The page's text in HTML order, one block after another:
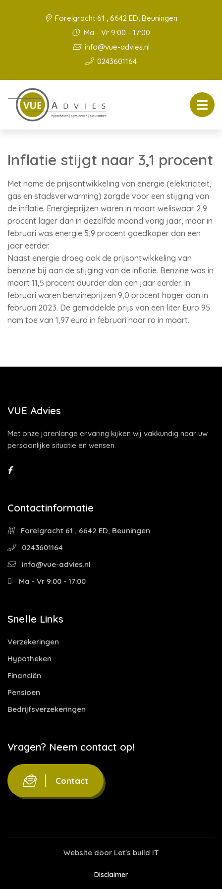
Forelgracht 61 , 6642 ED, Beuningen
Ma - Vr 9:00 - 17:00
info@vue-advies.nl
0243601164
Inflatie stijgt naar 3,1 procent
Met name de prijsontwikkeling van energie (elektriciteit,
gas en stadsverwarming) zorgde voor een stijging van
de inflatie. Energieprijzen waren in maart weliswaar 2,9
procent lager dan in dezelfde maand vorig jaar, maar in
februari was energie 5,9 procent goedkoper dan een
jaar eerder.
Naast energie droeg ook de prijsontwikkeling van
benzine bij aan de stijging van de inflatie. Benzine was in
maart 11,5 procent duurder dan een jaar eerder. In
februari waren benzineprijzen 9,0 procent hoger dan in
februari 2023. De gemiddelde prijs van een liter Euro 95
nam toe van 1,97 euro in februari naar ro in maart.
VUE Advies
Met onze jarenlange ervaring kijken wij vakkundig naar uw
persoonlijke situatie en wensen.
Contactinformatie
Forelgracht 61 , 6642 ED, Beuningen
0243601164
info@vue-advies.nl
Ma - Vr 9:00 - 17:00
Snelle Links
Verzekeringen
Hypotheken
Financiën
Pensioen
Bedrijfsverzekeringen
Vragen? Neem contact op!
Contact
Website door Let's build IT
Disclaimer